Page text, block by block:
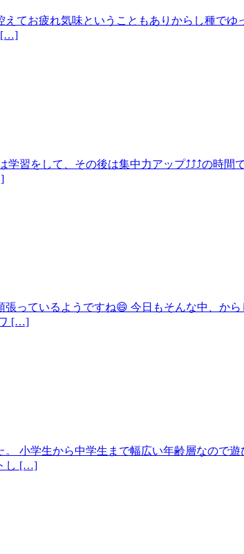
てお疲れ気味ということもありからし種で
[…]
習をして、その後は集中力アップ⤴⤴⤴の時
っているようですね😄 今日もそんな中、か
[…]
小学生から中学生まで幅広い年齢層なので
し […]